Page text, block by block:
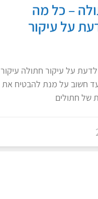
– כל מה
על עיקור
על עיקור חתולה עיקור
חשוב על מנת להבטיח את
של חתולים